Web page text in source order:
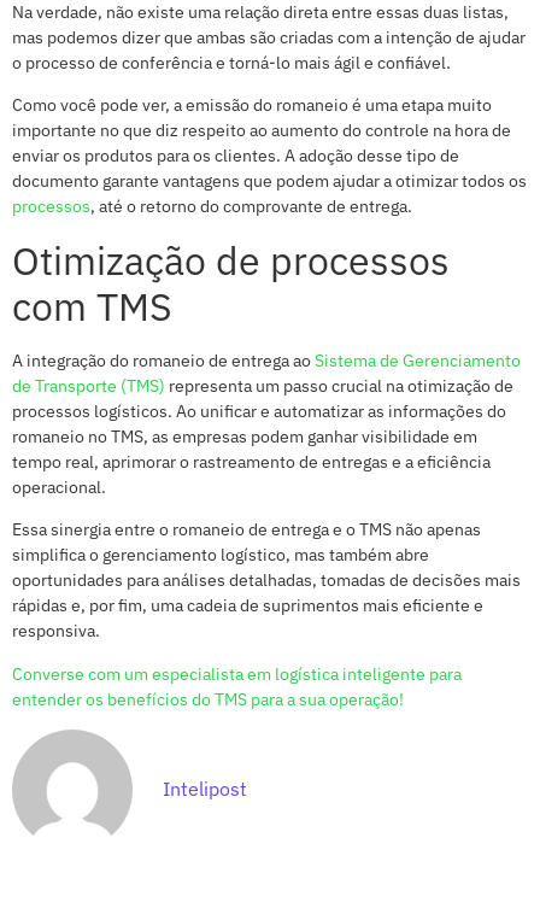
Na verdade, não existe uma relação direta entre essas duas listas,
mas podemos dizer que ambas são criadas com a intenção de ajudar
o processo de conferência e torná-lo mais ágil e confiável.
Como você pode ver, a emissão do romaneio é uma etapa muito
importante no que diz respeito ao aumento do controle na hora de
enviar os produtos para os clientes. A adoção desse tipo de
documento garante vantagens que podem ajudar a otimizar todos os
processos, até o retorno do comprovante de entrega.
Otimização de processos
com TMS
A integração do romaneio de entrega aoSistema de Gerenciamento
de Transporte (TMS) representa um passo crucial na otimização de
processos logísticos. Ao unificar e automatizar as informações do
romaneio no TMS, as empresas podem ganhar visibilidade em
tempo real, aprimorar o rastreamento de entregas e a eficiência
operacional.
Essa sinergia entre o romaneio de entrega e o TMS não apenas
simplifica o gerenciamento logístico, mas também abre
oportunidades para análises detalhadas, tomadas de decisões mais
rápidas e, por fim, uma cadeia de suprimentos mais eficiente e
responsiva.
Converse com um especialista em logística inteligente para
entender os benefícios do TMS para a sua operação!
Intelipost